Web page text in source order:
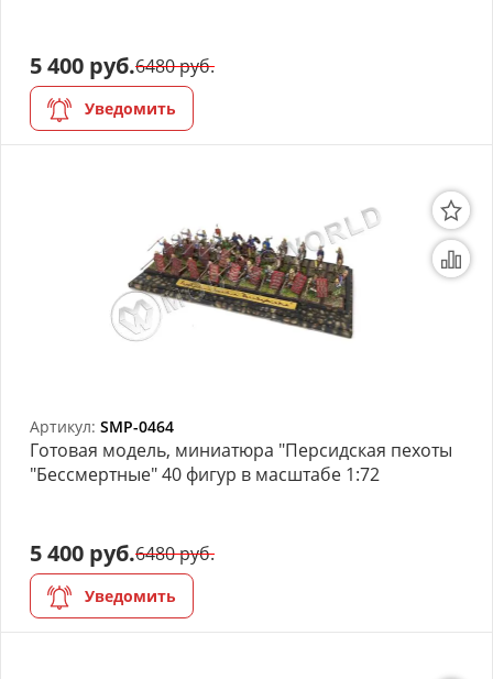
5 400 руб.6480 руб.
Уведомить
Артикул: SMP-0464
Готовая модель, миниатюра "Персидская пехоты
"Бессмертные" 40 фигур в масштабе 1:72
5 400 руб.6480 руб.
Уведомить